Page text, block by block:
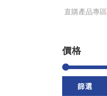
直購產品專區
價格
篩選